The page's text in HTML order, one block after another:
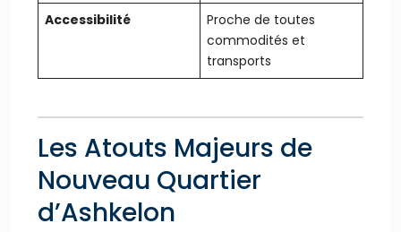
Accessibilité
Proche de toutes
commodités et
transports
Les Atouts Majeurs de
Nouveau Quartier
d’Ashkelon